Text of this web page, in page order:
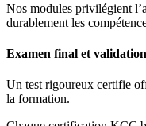
Nos modules privilégient
durablement les
Examen final et validation
Un test rigoureux certifie
la formation.